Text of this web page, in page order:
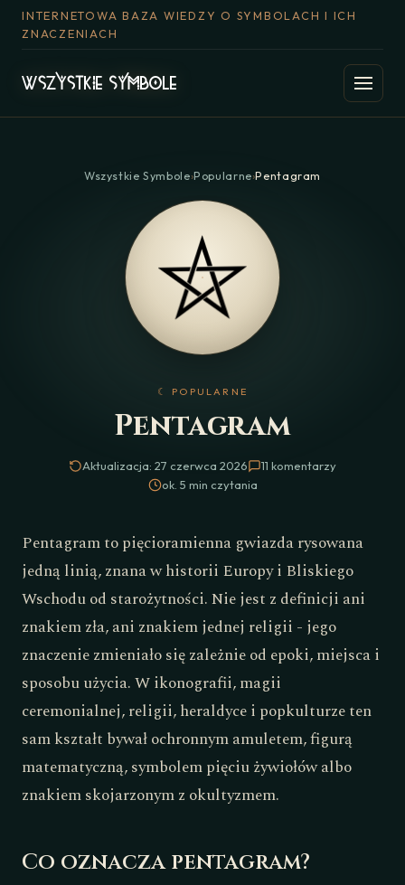
INTERNETOWA BAZA WIEDZY O SYMBOLACH I ICH
ZNACZENIACH
Wszystkie Symbole›Popularne›Pentagram
☾ POPULARNE
Pentagram
Aktualizacja: 27 czerwca 2026
11 komentarzy
ok. 5 min czytania
Pentagram to pięcioramienna gwiazda rysowana
jedną linią, znana w historii Europy i Bliskiego
Wschodu od starożytności. Nie jest z definicji ani
znakiem zła, ani znakiem jednej religii - jego
znaczenie zmieniało się zależnie od epoki, miejsca i
sposobu użycia. W ikonografii, magii
ceremonialnej, religii, heraldyce i popkulturze ten
sam kształt bywał ochronnym amuletem, figurą
matematyczną, symbolem pięciu żywiołów albo
znakiem skojarzonym z okultyzmem.
Co oznacza pentagram?